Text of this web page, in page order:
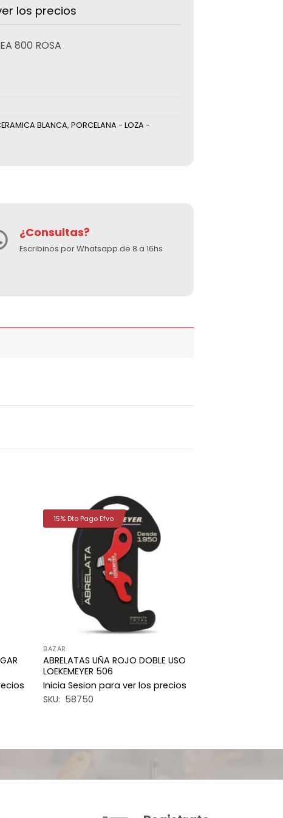
los precios
800 ROSA
BLANCA, PORCELANA - LOZA -
¿Consultas?
Escribinos por Whatsapp de 8 a 16hs
lista de
deseos
BAZAR
ABRELATAS UÑA ROJO DOBLE USO
LOEKEMEYER 506
Inicia Sesion para ver los precios
SKU: 58750
15% Dto Pago Efvo